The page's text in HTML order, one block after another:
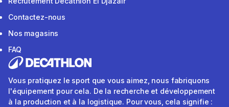
Contactez-nous
Nos magasins
FAQ
Vous pratiquez le sport que vous aimez, nous fabriquons
l'équipement pour cela. De la recherche et développement
à la production et à la logistique. Pour vous, cela signifie :